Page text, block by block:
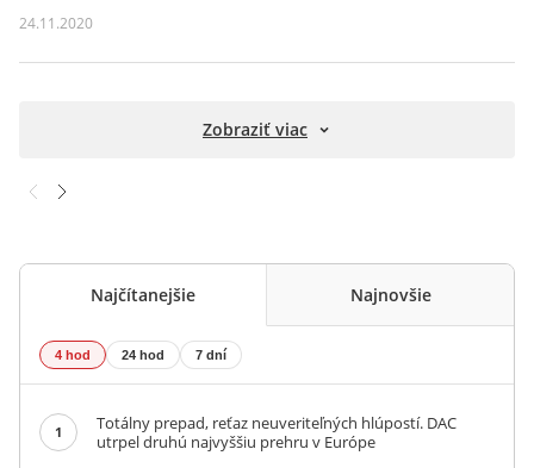
24.11.2020
Zobraziť viac
Najčítanejšie Najnovšie
4 hod 24 hod 7 dní
1
Totálny prepad, reťaz neuveriteľných hlúpostí. DAC
utrpel druhú najvyššiu prehru v Európe